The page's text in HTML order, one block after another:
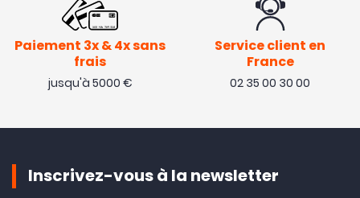
Paiement 3x & 4x sans
frais
jusqu'à 5000 €
Service client en
France
02 35 00 30 00
Inscrivez-vous à la newsletter